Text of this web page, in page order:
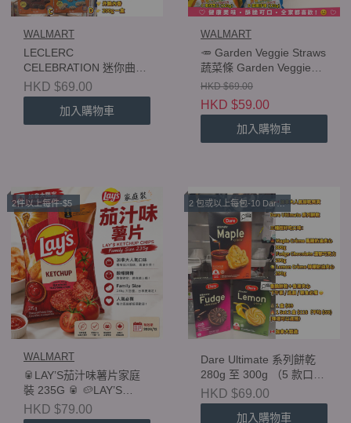
WALMART
LECLERC
CELEBRATION 迷你曲奇
200g
HKD $69.00
加入購物車
WALMART
🥕 Garden Veggie Straws
蔬菜條 Garden Veggie
Straws 120g–142g
HKD $69.00
HKD $59.00
加入購物車
2件以上每件-$5
WALMART
🥫LAY’S茄汁味薯片家庭
裝 235G 🥫 🥔LAY’S
KETCHUP CHIPS
FAMILY SIZE🥔<1 包$79
HKD $79.00
2 包或以上每包-10 Dare Ultimate 系列餅乾 280g 至 300g
Dare Ultimate 系列餅乾
280g 至 300g （5 款口
味）⚠️⚠️（此產品在每訂
單上不論是多少件，也算1
件計算）
HKD $69.00
加入購物車